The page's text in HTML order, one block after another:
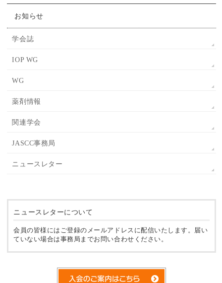
お知らせ
学会誌
IOP WG
WG
薬剤情報
関連学会
JASCC事務局
ニュースレター
ニュースレターについて
会員の皆様にはご登録のメールアドレスに配信いたします。届い
ていない場合は事務局までお問い合わせください。